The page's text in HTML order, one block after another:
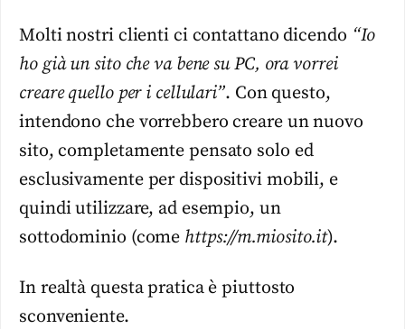
Molti nostri clienti ci contattano dicendo “Io
ho già un sito che va bene su PC, ora vorrei
creare quello per i cellulari”. Con questo,
intendono che vorrebbero creare un nuovo
sito, completamente pensato solo ed
esclusivamente per dispositivi mobili, e
quindi utilizzare, ad esempio, un
sottodominio (come https://m.miosito.it).
In realtà questa pratica è piuttosto
sconveniente.